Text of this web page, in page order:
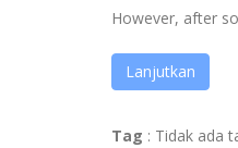
However, after
Lanjutkan
Tag : Tidak ada